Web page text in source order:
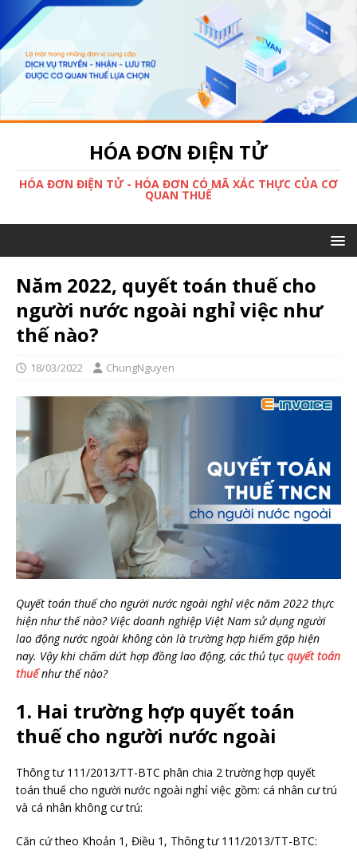
HÓA ĐƠN ĐIỆN TỬ
HÓA ĐƠN ĐIỆN TỬ - HÓA ĐƠN CÓ MÃ XÁC THỰC CỦA CƠ
QUAN THUẾ
Năm 2022, quyết toán thuế cho
người nước ngoài nghỉ việc như
thế nào?
18/03/2022 ChungNguyen
Quyết toán thuế cho người nước ngoài nghỉ việc năm 2022 thực
hiện như thế nào? Việc doanh nghiệp Việt Nam sử dụng người
lao động nước ngoài không còn là trường hợp hiếm gặp hiện
nay. Vậy khi chấm dứt hợp đồng lao động, các thủ tụcquyết toán
thuếnhư thế nào?
1. Hai trường hợp quyết toán
thuế cho người nước ngoài
Thông tư 111/2013/TT-BTC phân chia 2 trường hợp quyết
toán thuế cho người nước ngoài nghỉ việc gồm: cá nhân cư trú
và cá nhân không cư trú:
Căn cứ theo Khoản 1, Điều 1, Thông tư 111/2013/TT-BTC: